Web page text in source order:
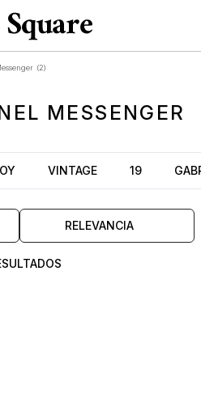
(2)
MESSENGER
VINTAGE 19
RELEVANCIA